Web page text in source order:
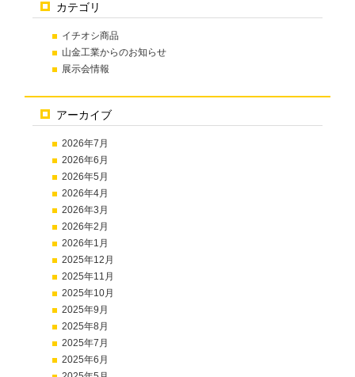
カテゴリ
イチオシ商品
山金工業からのお知らせ
展示会情報
アーカイブ
2026年7月
2026年6月
2026年5月
2026年4月
2026年3月
2026年2月
2026年1月
2025年12月
2025年11月
2025年10月
2025年9月
2025年8月
2025年7月
2025年6月